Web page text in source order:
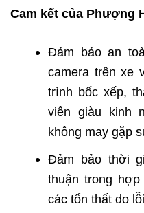
Cam kết của Phượng
Đảm bảo an
camera trên xe
trình bốc xếp,
viên giàu kinh
không may gặp
Đảm bảo thời
thuận trong
các tổn thất do